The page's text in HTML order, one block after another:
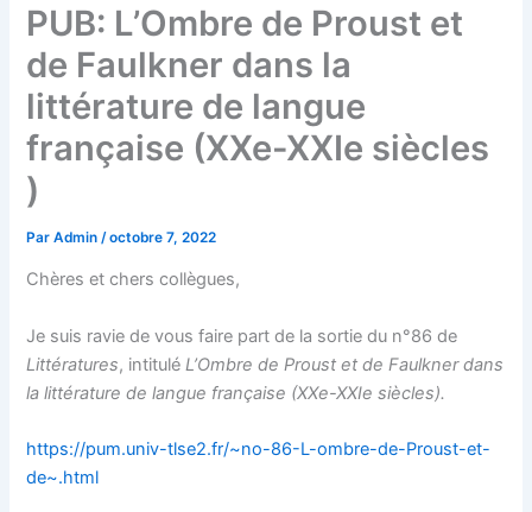
PUB: L’Ombre de Proust et
de Faulkner dans la
littérature de langue
française (XXe-XXIe siècles
)
ParAdmin/octobre 7, 2022
Chères et chers collègues,
Je suis ravie de vous faire part de la sortie du n°86 de
Littératures, intituléL’Ombre de Proust et de Faulkner dans
la littérature de langue française (XXe-XXIe siècles).
https://pum.univ-tlse2.fr/~no-86-L-ombre-de-Proust-et-
de~.html